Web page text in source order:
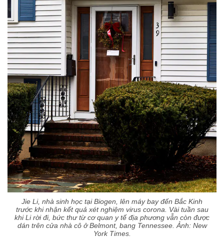
Jie Li, nhà sinh học tại Biogen, lên máy bay đến Bắc Kinh
trước khi nhận kết quả xét nghiệm virus corona. Vài tuần sau
khi Li rời đi, bức thư từ cơ quan y tế địa phương vẫn còn được
dán trên cửa nhà cô ở Belmont, bang Tennessee. Ảnh: New
York Times.